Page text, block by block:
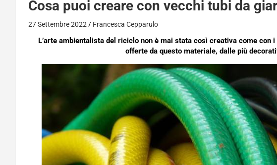
Cosa puoi creare con vecchi tubi da
27 Settembre 2022 Francesca Cepparulo
L’arte ambientalista del riciclo non è mai stata così creativa come con
offerte da questo materiale, dalle più